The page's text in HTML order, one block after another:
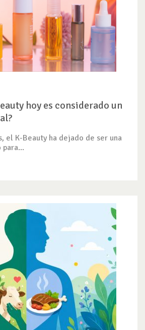
hoy es considerado un
el K-Beauty ha dejado de ser una